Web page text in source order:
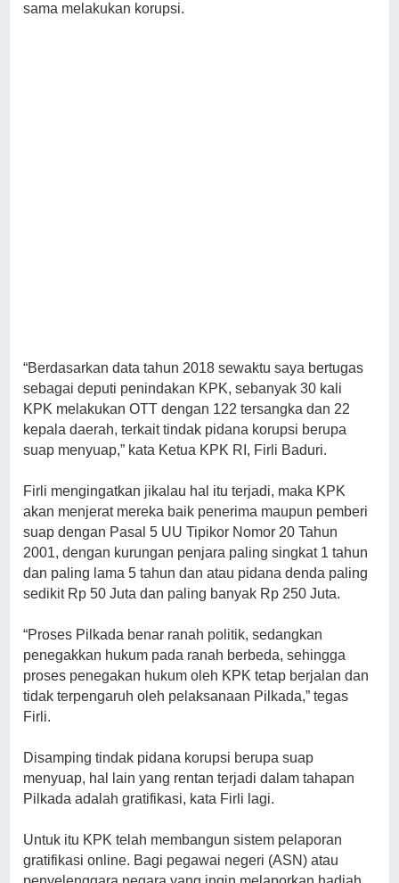
sama melakukan korupsi.
“Berdasarkan data tahun 2018 sewaktu saya bertugas
sebagai deputi penindakan KPK, sebanyak 30 kali
KPK melakukan OTT dengan 122 tersangka dan 22
kepala daerah, terkait tindak pidana korupsi berupa
suap menyuap,” kata Ketua KPK RI, Firli Baduri.
Firli mengingatkan jikalau hal itu terjadi, maka KPK
akan menjerat mereka baik penerima maupun pemberi
suap dengan Pasal 5 UU Tipikor Nomor 20 Tahun
2001, dengan kurungan penjara paling singkat 1 tahun
dan paling lama 5 tahun dan atau pidana denda paling
sedikit Rp 50 Juta dan paling banyak Rp 250 Juta.
“Proses Pilkada benar ranah politik, sedangkan
penegakkan hukum pada ranah berbeda, sehingga
proses penegakan hukum oleh KPK tetap berjalan dan
tidak terpengaruh oleh pelaksanaan Pilkada,” tegas
Firli.
Disamping tindak pidana korupsi berupa suap
menyuap, hal lain yang rentan terjadi dalam tahapan
Pilkada adalah gratifikasi, kata Firli lagi.
Untuk itu KPK telah membangun sistem pelaporan
gratifikasi online. Bagi pegawai negeri (ASN) atau